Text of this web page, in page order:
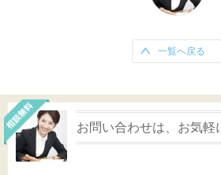
一覧へ戻る
お問い合わせは、お気軽